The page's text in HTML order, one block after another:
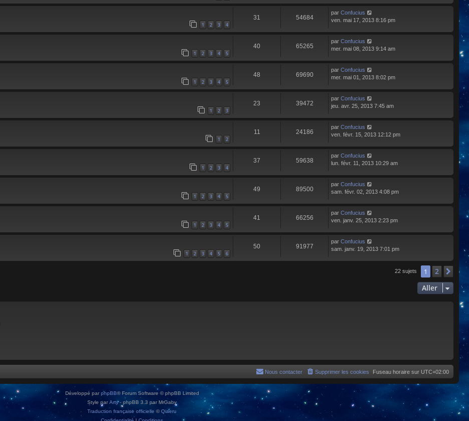
1 2 3 4
31 54684
par Confucius
ven. mai 17, 2013 8:16 pm
1 2 3 4 5
40 65265
par Confucius
mer. mai 08, 2013 9:14 am
1 2 3 4 5
48 69690
par Confucius
mer. mai 01, 2013 8:02 pm
1 2 3
23 39472
par Confucius
jeu. avr. 25, 2013 7:45 am
1 2
11 24186
par Confucius
ven. févr. 15, 2013 12:12 pm
1 2 3 4
37 59638
par Confucius
lun. févr. 11, 2013 10:29 am
1 2 3 4 5
49 89500
par Confucius
sam. févr. 02, 2013 4:08 pm
1 2 3 4 5
41 66256
par Confucius
ven. janv. 25, 2013 2:23 pm
1 2 3 4 5 6
50 91977
par Confucius
sam. janv. 19, 2013 7:01 pm
22 sujets 1 2
Aller
Fuseau horaire sur UTC+02:00
Supprimer les cookies
Nous contacter
Développé par phpBB® Forum Software © phpBB Limited
Style par Arty- phpBB 3.3 par MrGaby
Traduction française officielle ©Qiaeru